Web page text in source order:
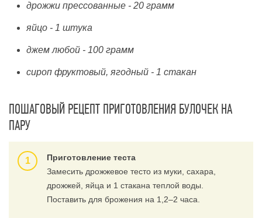
дрожжи прессованные - 20 грамм
яйцо - 1 штука
джем любой - 100 грамм
сироп фруктовый, ягодный - 1 стакан
ПОШАГОВЫЙ РЕЦЕПТ ПРИГОТОВЛЕНИЯ БУЛОЧЕК НА
ПАРУ
Приготовление теста
Замесить дрожжевое тесто из муки, сахара,
дрожжей, яйца и 1 стакана теплой воды.
Поставить для брожения на 1,2–2 часа.